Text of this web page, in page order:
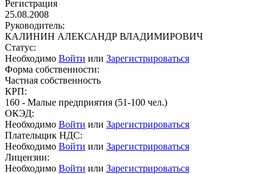
Регистрация
25.08.2008
Руководитель:
КАЛИНИН АЛЕКСАНДР ВЛАДИМИРОВИЧ
Статус:
Необходимо Войти или Зарегистрироваться
Форма собственности:
Частная собственность
КРП:
160 - Малые предприятия (51-100 чел.)
ОКЭД:
Необходимо Войти или Зарегистрироваться
Плательщик НДС:
Необходимо Войти или Зарегистрироваться
Лицензии:
Необходимо Войти или Зарегистрироваться